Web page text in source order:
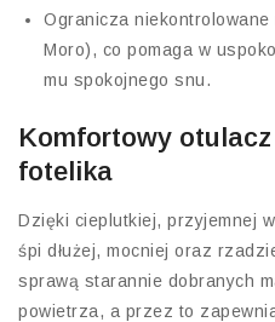
Ogranicza
Moro), co pomaga w
mu spokojnego snu.
Komfortowy
fotelika
Dzięki cieplutkiej, przyjemnej
śpi dłużej, mocniej oraz
sprawą starannie dobranych
powietrza, a przez to